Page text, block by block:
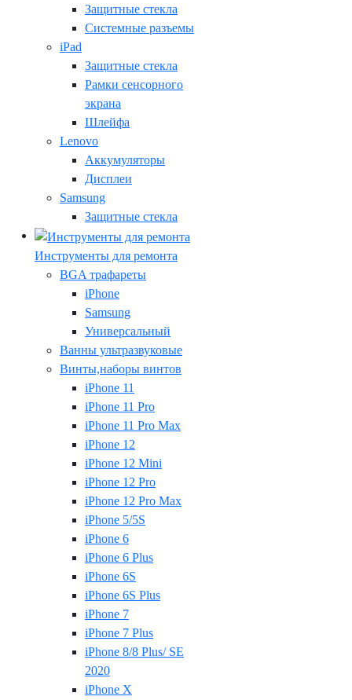
Защитные стекла
Системные разъемы
iPad
Защитные стекла
Рамки сенсорного
экрана
Шлейфа
Lenovo
Аккумуляторы
Дисплеи
Samsung
Защитные стекла
Инструменты для ремонта
BGA трафареты
iPhone
Samsung
Универсальный
Ванны ультразвуковые
Винты,наборы винтов
iPhone 11
iPhone 11 Pro
iPhone 11 Pro Max
iPhone 12
iPhone 12 Mini
iPhone 12 Pro
iPhone 12 Pro Max
iPhone 5/5S
iPhone 6
iPhone 6 Plus
iPhone 6S
iPhone 6S Plus
iPhone 7
iPhone 7 Plus
iPhone 8/8 Plus/ SE
2020
iPhone X